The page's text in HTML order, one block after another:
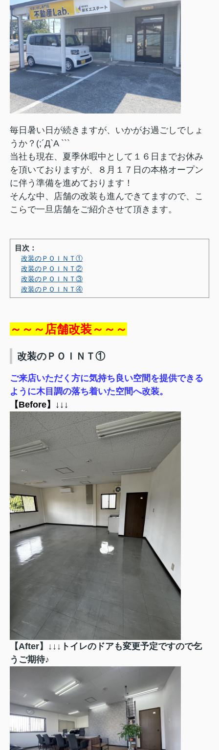
毎日暑い日が続きますが、いかがお過ごしでしょ
うか？(;´Д`A ```
当社も現在、夏季休暇中として１６日までお休み
を頂いておりますが、８月１７日の本格オープン
に伴う準備を進めております！
そんな中、店舗の改装も進んできてますので、こ
こらで一旦店舗をご紹介させて頂きます。
目次：
改装のＰＯＩＮＴ①
改装のＰＯＩＮＴ②
改装のＰＯＩＮＴ③
改装のＰＯＩＮＴ④
～～～店舗改装～～～
改装のＰＯＩＮＴ①
ご来店いただく方に気持ち良い空間を提供できる
ように木目調の落ち着いた空間へ改装。
【Before】↓↓↓
【After】↓↓↓トイレのドアも変更予定ですので乞
うご期待♪